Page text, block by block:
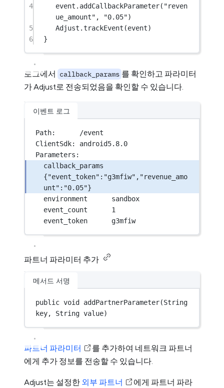
4
event. addCallbackParameter( "reven
ue_amount" , "0.05")
5
Adjust.trackEvent (event)
6
}
로그에서 callback_params 를 확인하고 파라미터
가 Adjust로 전송되었음을 확인할 수 있습니다.
이벤트 로그
Path:      /event
ClientSdk: android5.8.0
Parameters:
callback_params
{"event_token":"g3mfiw","revenue_amo
unt":"0.05"}
environment      sandbox
event_count      1
event_token      g3mfiw
파트너 파라미터 추가
메서드 서명
public void addPartnerParameter(String
key, String value)
파트너 파라미터
를 추가하여 네트워크 파트너
에게 추가 정보를 전송할 수 있습니다.
Adjust는 설정한 외부 파트너 에게 파트너 파라